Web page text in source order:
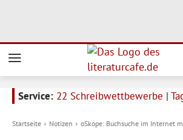
Service: 22 Schreibwettbewerbe |
Startseite Notizen oSkope: Buchsuche im Internet